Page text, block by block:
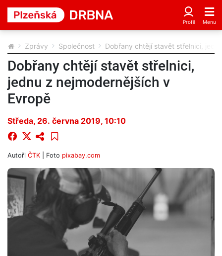
Zprávy Společnost Dobřany chtějí stavět střelnici,
Dobřany chtějí stavět střelnici,
jednu z nejmodernějších v
Evropě
Středa, 26. června 2019, 10:10
Autoři ČTK | Foto pixabay.com